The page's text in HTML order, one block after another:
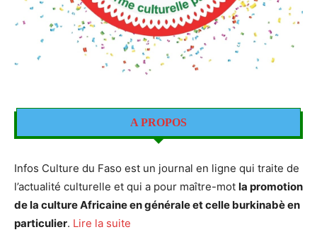
A PROPOS
Infos Culture du Faso est un journal en ligne qui traite de
l’actualité culturelle et qui a pour maître-mot la promotion
de la culture Africaine en générale et celle burkinabè en
particulier. Lire la suite